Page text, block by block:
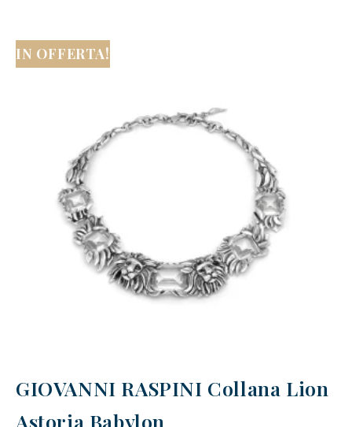
IN OFFERTA!
GIOVANNI RASPINI Collana Lion
Astoria Babylon